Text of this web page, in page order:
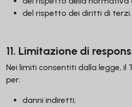
del rispetto dei diritti di terzi.
11. Limitazione di
Nei limiti consentiti dalla legge, il
per:
danni indiretti;